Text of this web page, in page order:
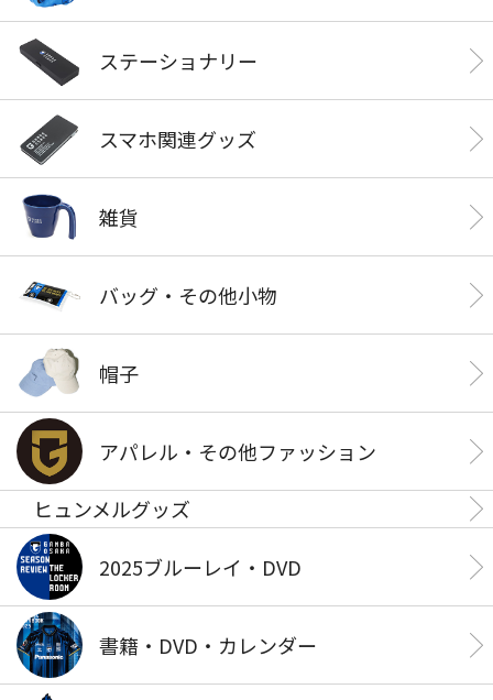
ステーショナリー
スマホ関連グッズ
雑貨
バッグ・その他小物
帽子
アパレル・その他ファッション
ヒュンメルグッズ
2025ブルーレイ・DVD
書籍・DVD・カレンダー